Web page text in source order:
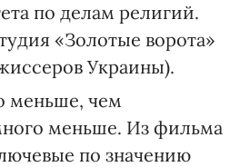
по делам религий.
«Золотые ворота»
Украины).
меньше, чем
меньше. Из фильма
по значению